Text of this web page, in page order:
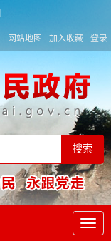
网站地图 加入收藏 登录